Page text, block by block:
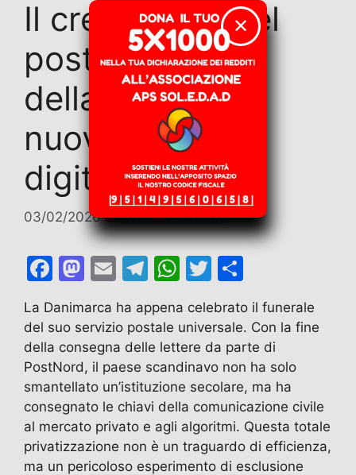
Il crepuscolo del
postino: l’eclissi
della carta e la
nuova schiavitù
digitale
03/02/2026 diRoberto Cabrino
F
c
e
b
o
o
k
M
st
o
d
o
n
E
ai
l
T
e
gr
a
m
W
at
s
A
p
p
T
itt
er
n
di
vi
di
La Danimarca ha appena celebrato il funerale
del suo servizio postale universale. Con la fine
della consegna delle lettere da parte di
PostNord, il paese scandinavo non ha solo
smantellato un’istituzione secolare, ma ha
consegnato le chiavi della comunicazione civile
al mercato privato e agli algoritmi. Questa totale
privatizzazione non è un traguardo di efficienza,
ma un pericoloso esperimento di esclusione
✕